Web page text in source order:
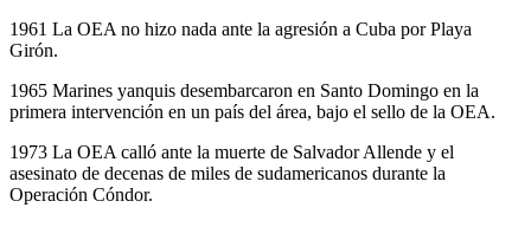
1961 La OEA no hizo nada ante la agresión a Cuba por Playa
Girón.
1965 Marines yanquis desembarcaron en Santo Domingo en la
primera intervención en un país del área, bajo el sello de la OEA.
1973 La OEA calló ante la muerte de Salvador Allende y el
asesinato de decenas de miles de sudamericanos durante la
Operación Cóndor.